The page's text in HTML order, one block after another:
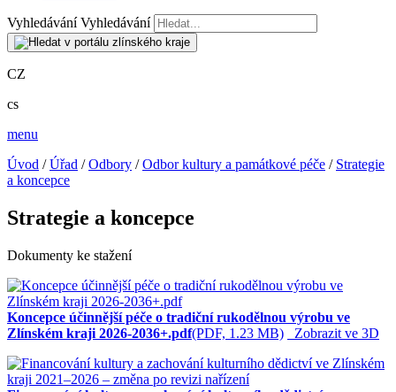
Vyhledávání Vyhledávání
CZ
cs
menu
Úvod /Úřad /Odbory /Odbor kultury a památkové péče / Strategie
a koncepce
Strategie a koncepce
Dokumenty ke stažení
Koncepce účinnější péče o tradiční rukodělnou výrobu ve
Zlínském kraji 2026-2036+.pdf(PDF, 1.23 MB) Zobrazit ve 3D